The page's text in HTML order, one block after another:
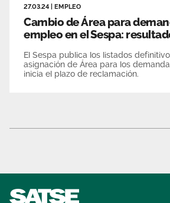
27.03.24 EMPLEO
Cambio de Área para
empleo en el Sespa:
El Sespa publica los listados
asignación de Área para los
inicia el plazo de reclamación.